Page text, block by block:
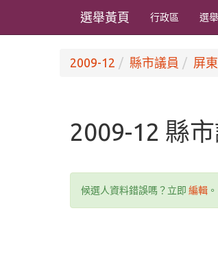
選舉黃頁 行政區 選
2009-12 縣市議員 屏
2009-12 縣
候選人資料錯誤嗎？立即 編輯 。